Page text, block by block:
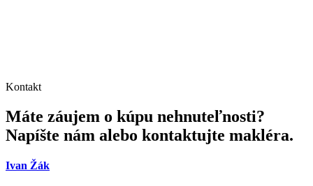
Kontakt
Máte záujem o kúpu nehnuteľnosti?
Napíšte nám alebo kontaktujte makléra.
Ivan Žák